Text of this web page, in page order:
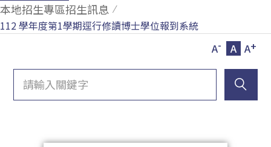
本地招生專區招生訊息
112 學年度第1學期逕行修讀博士學位報到系統
A- A A+